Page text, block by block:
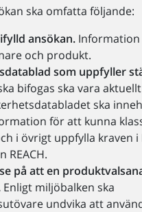
ska omfatta följande:
ansökan.Information
och produkt.
som uppfyller
bifogas ska vara
ska
för att kunna
i övrigt uppfylla kraven i
REACH.
på att en
Enligt miljöbalken ska
undvika att